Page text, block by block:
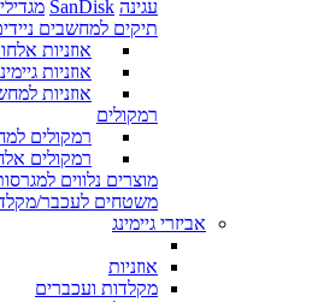
עגינה SanDisk
תיקים למחשבים
אוזניות
אוזניות
אוזניות
רמקולים
רמקולים
רמקולים
מוצרים נלווים
משטחים לעכבר/
אביזרי גיימינג
אוזניות
מקלדות ועכברים